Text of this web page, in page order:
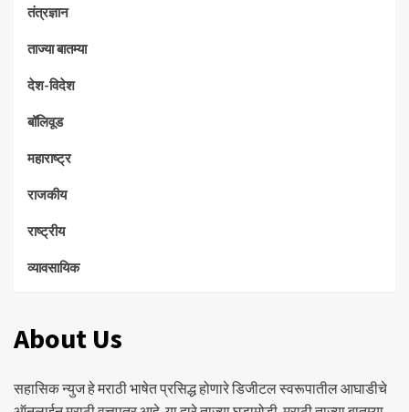
तंत्रज्ञान
ताज्या बातम्या
देश-विदेश
बॉलिवूड
महाराष्ट्र
राजकीय
राष्ट्रीय
व्यावसायिक
About Us
सहासिक न्युज हे मराठी भाषेत प्रसिद्ध होणारे डिजीटल स्वरूपातील आघाडीचे